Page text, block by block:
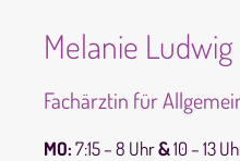
Melanie Ludwig
Fachärztin für
MO:7:15 – 8 Uhr&10 – 13